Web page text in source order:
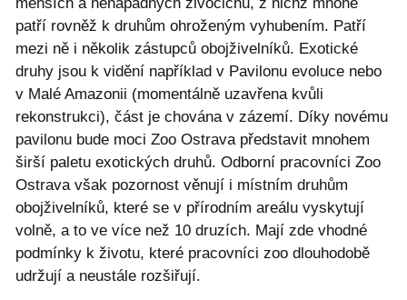
patří rovněž k druhům ohroženým vyhubením. Patří
mezi ně i několik zástupců obojživelníků. Exotické
druhy jsou k vidění například v Pavilonu evoluce nebo
v Malé Amazonii (momentálně uzavřena kvůli
rekonstrukci), část je chována v zázemí. Díky novému
pavilonu bude moci Zoo Ostrava představit mnohem
širší paletu exotických druhů. Odborní pracovníci Zoo
Ostrava však pozornost věnují i místním druhům
obojživelníků, které se v přírodním areálu vyskytují
volně, a to ve více než 10 druzích. Mají zde vhodné
podmínky k životu, které pracovníci zoo dlouhodobě
udržují a neustále rozšiřují.